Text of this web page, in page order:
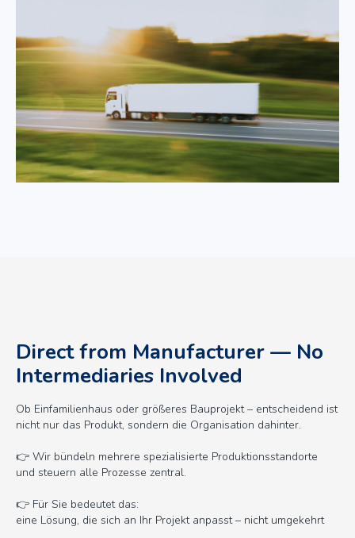
Direct from Manufacturer — No
Intermediaries Involved
Ob Einfamilienhaus oder größeres Bauprojekt – entscheidend ist
nicht nur das Produkt, sondern die Organisation dahinter.
👉 Wir bündeln mehrere spezialisierte Produktionsstandorte
und steuern alle Prozesse zentral.
👉 Für Sie bedeutet das:
eine Lösung, die sich an Ihr Projekt anpasst – nicht umgekehrt